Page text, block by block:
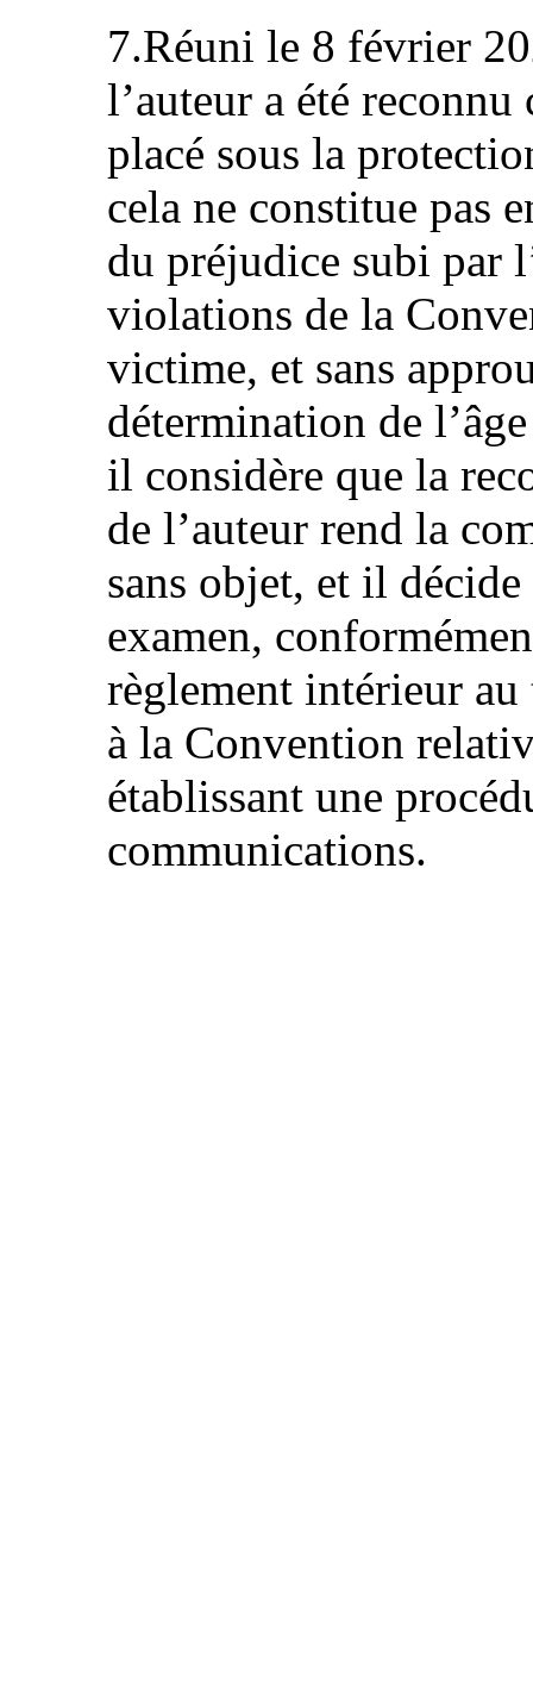
7.Réuni le 8 février
l’auteur a été
placé sous la
cela ne constitue pas
du préjudice subi par
violations de la
victime, et sans
détermination de
il considère que la
de l’auteur rend la
sans objet, et il
examen,
règlement intérieur
à la Convention
établissant une
communications.